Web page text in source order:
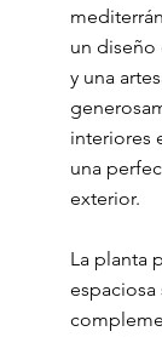
un diseño
y una
interiores
una
exterior.
La planta
espaciosa